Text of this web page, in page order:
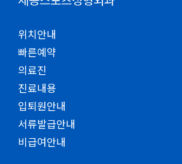
위치안내
빠른예약
의료진
진료내용
입퇴원안내
서류발급안내
비급여안내